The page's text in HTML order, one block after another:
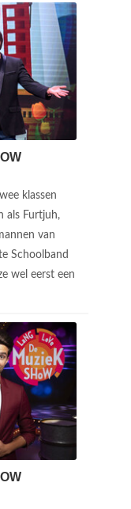
Twee klassen
als Furtjuh,
van
Schoolband
wel eerst een